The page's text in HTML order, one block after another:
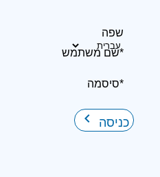
שפה
*שם משתמש
*סיסמה
כניסה keyboard_arrow_right